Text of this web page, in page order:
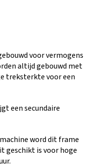
voor vermogens
altijd gebouwd met
treksterkte voor een
een secundaire
word dit frame
geschikt is voor hoge